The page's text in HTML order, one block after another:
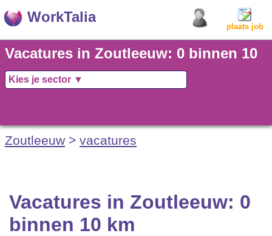
WorkTalia
plaats job
Vacatures in Zoutleeuw: 0 binnen 10
km
Zoutleeuw > vacatures
Vacatures in Zoutleeuw: 0
binnen 10 km